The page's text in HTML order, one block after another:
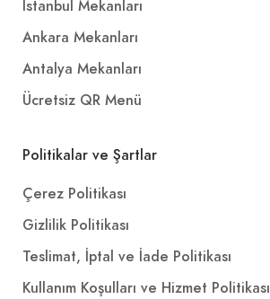
İstanbul Mekanları
Ankara Mekanları
Antalya Mekanları
Ücretsiz QR Menü
Politikalar ve Şartlar
Çerez Politikası
Gizlilik Politikası
Teslimat, İptal ve İade Politikası
Kullanım Koşulları ve Hizmet Politikası